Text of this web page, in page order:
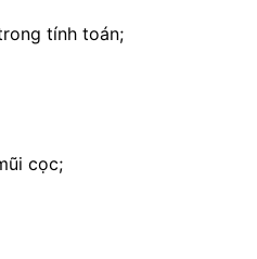
tính toán;
cọc;